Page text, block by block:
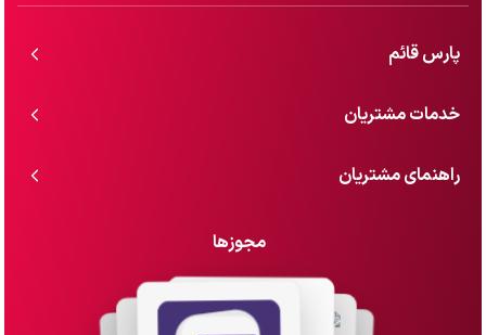
پارس قائم
خدمات مشتریان
راهنمای مشتریان
مجوزها